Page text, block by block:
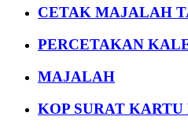
CETAK MAJALAH
PERCETAKAN
MAJALAH
KOP SURAT